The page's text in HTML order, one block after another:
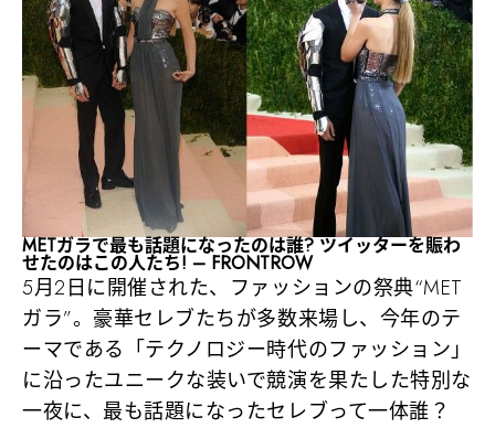
METガラで最も話題になったのは誰? ツイッターを賑わ
せたのはこの人たち! – FRONTROW
5月2日に開催された、ファッションの祭典“MET
ガラ”。豪華セレブたちが多数来場し、今年のテ
ーマである「テクノロジー時代のファッション」
に沿ったユニークな装いで競演を果たした特別な
一夜に、最も話題になったセレブって一体誰？